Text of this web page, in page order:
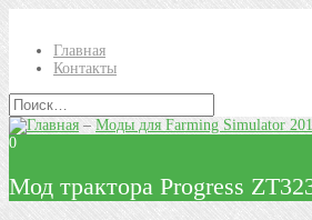
Главная
Контакты
–Моды для Farming Simulator
0
Мод трактора Progress